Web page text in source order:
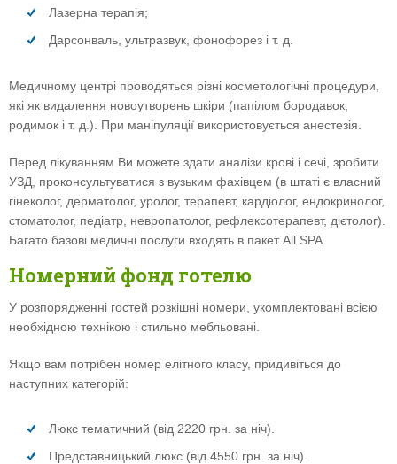
Лазерна терапія;
Дарсонваль, ультразвук, фонофорез і т. д.
Медичному центрі проводяться різні косметологічні процедури,
які як видалення новоутворень шкіри (папілом бородавок,
родимок і т. д.). При маніпуляції використовується анестезія.
Перед лікуванням Ви можете здати аналізи крові і сечі, зробити
УЗД, проконсультуватися з вузьким фахівцем (в штаті є власний
гінеколог, дерматолог, уролог, терапевт, кардіолог, ендокринолог,
стоматолог, педіатр, невропатолог, рефлексотерапевт, дієтолог).
Багато базові медичні послуги входять в пакет All SPA.
Номерний фонд готелю
У розпорядженні гостей розкішні номери, укомплектовані всією
необхідною технікою і стильно мебльовані.
Якщо вам потрібен номер елітного класу, придивіться до
наступних категорій:
Люкс тематичний (від 2220 грн. за ніч).
Представницький люкс (від 4550 грн. за ніч).